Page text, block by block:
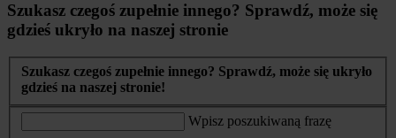
Szukasz czegoś zupełnie innego? Sprawdź, może się
gdzieś ukryło na naszej stronie
Szukasz czegoś zupełnie innego? Sprawdź, może się ukryło
gdzieś na naszej stronie!
Wpisz poszukiwaną frazę